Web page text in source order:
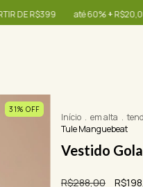
- use o cupom OIBONITA
31% OFF
Início . em alta .
Tule Manguebeat
Vestido
R$288,00